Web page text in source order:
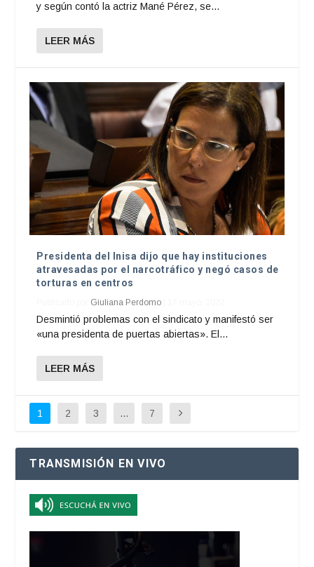
y según contó la actriz Mané Pérez, se...
LEER MÁS
Presidenta del Inisa dijo que hay instituciones
atravesadas por el narcotráfico y negó casos de
torturas en centros
Giuliana Perdomo
Desmintió problemas con el sindicato y manifestó ser
«una presidenta de puertas abiertas». El...
LEER MÁS
1 2 3 … 7
TRANSMISIÓN EN VIVO